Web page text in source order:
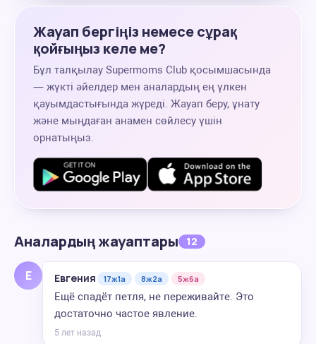
Жауап бергіңіз немесе сұрақ
қойғыңыз келе ме?
Бұл талқылау Supermoms Club қосымшасында
— жүкті әйелдер мен аналардың ең үлкен
қауымдастығында жүреді. Жауап беру, ұнату
және мыңдаған анамен сөйлесу үшін
орнатыңыз.
Аналардың жауаптары 12
Е Евгения 17ж1а 8ж2а 5ж6а
Ещё спадёт петля, не переживайте. Это
достаточно частое явление.
5 лет назад